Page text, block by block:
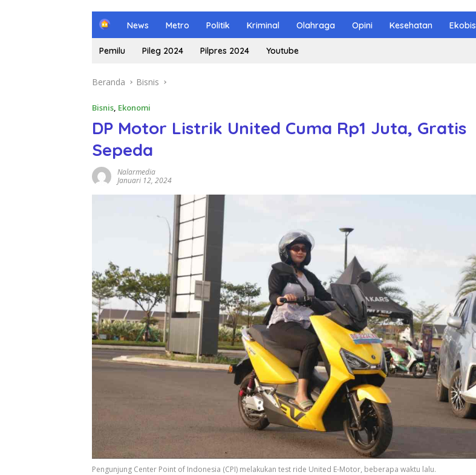
H
m
e
News Metro Politik Kriminal Olahraga Opini Kesehatan Ekobis
Pemilu Pileg 2024 Pilpres 2024 Youtube
Beranda Bisnis
Bisnis, Ekonomi
DP Motor Listrik United Cuma Rp1 Juta, Gratis
Sepeda
Nalarmedia
Januari 12, 2024
Pengunjung Center Point of Indonesia (CPI) melakukan test ride United E-Motor, beberapa waktu lalu.